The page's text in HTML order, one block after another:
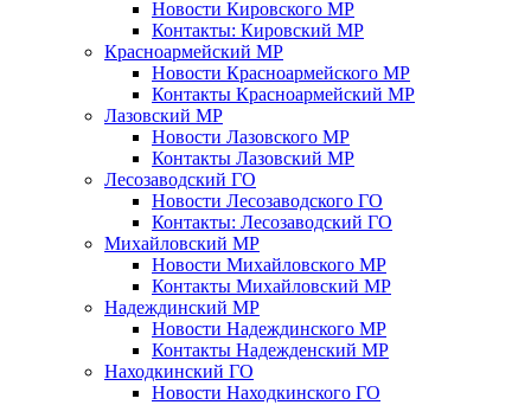
Новости Кировского МР
Контакты: Кировский МР
Красноармейский МР
Новости Красноармейского МР
Контакты Красноармейский МР
Лазовский МР
Новости Лазовского МР
Контакты Лазовский МР
Лесозаводский ГО
Новости Лесозаводского ГО
Контакты: Лесозаводский ГО
Михайловский МР
Новости Михайловского МР
Контакты Михайловский МР
Надеждинский МР
Новости Надеждинского МР
Контакты Надежденский МР
Находкинский ГО
Новости Находкинского ГО